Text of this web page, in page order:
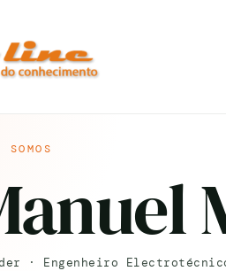
SOMOS
· Engenheiro